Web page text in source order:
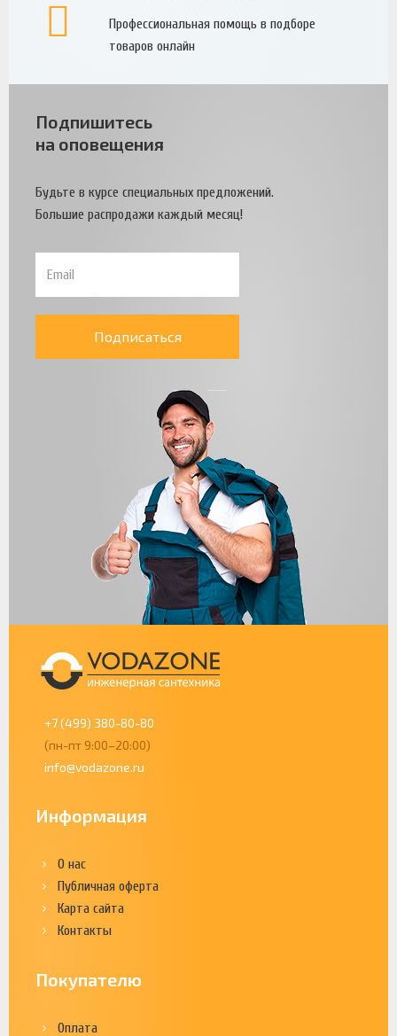
Профессиональная помощь в подборе
товаров онлайн
Подпишитесь
на оповещения
Будьте в курсе специальных предложений.
Большие распродажи каждый месяц!
Подписаться
+7 (499) 380-80-80
(пн-пт 9:00–20:00)
info@vodazone.ru
Информация
О нас
Публичная оферта
Карта сайта
Контакты
Покупателю
Оплата